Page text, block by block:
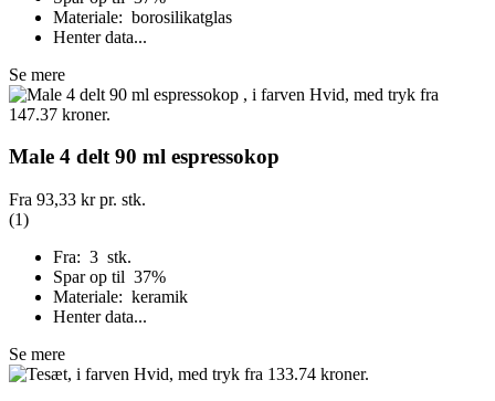
Materiale: borosilikatglas
Henter data...
Se mere
Male 4 delt 90 ml espressokop
Fra 93,33 krpr. stk.
(1)
Fra: 3 stk.
Spar op til 37%
Materiale: keramik
Henter data...
Se mere